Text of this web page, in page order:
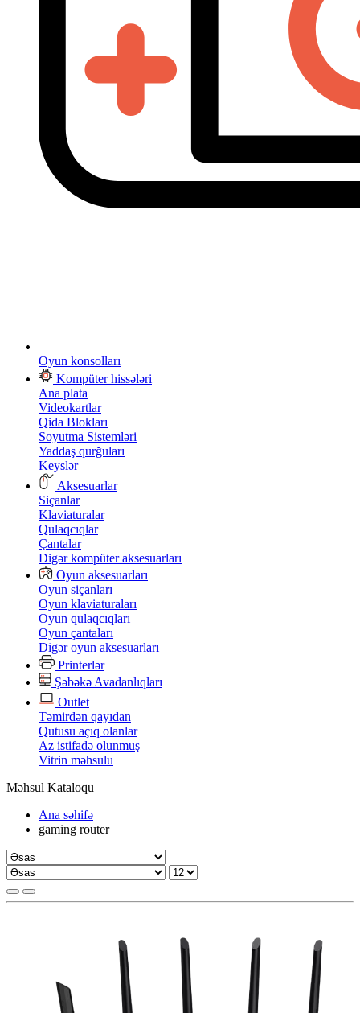
Oyun konsolları
Kompüter hissələri
Ana plata
Videokartlar
Qida Blokları
Soyutma Sistemləri
Yaddaş qurğuları
Keyslər
Aksesuarlar
Siçanlar
Klaviaturalar
Qulaqcıqlar
Çantalar
Digər kompüter aksesuarları
Oyun aksesuarları
Oyun siçanları
Oyun klaviaturaları
Oyun qulaqcıqları
Oyun çantaları
Digər oyun aksesuarları
Printerlər
Şəbəkə Avadanlıqları
Outlet
Təmirdən qayıdan
Qutusu açıq olanlar
Az istifadə olunmuş
Vitrin məhsulu
Məhsul Kataloqu
Ana səhifə
gaming router